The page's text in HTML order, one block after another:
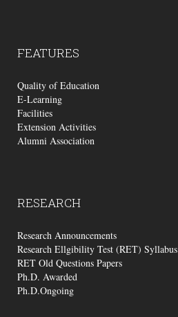
FEATURES
Quality of Education
E-Learning
Facilities
Extension Activities
Alumni Association
RESEARCH
Research Announcements
Research Ellgibility Test (RET) Syllabus
RET Old Questions Papers
Ph.D. Awarded
Ph.D.Ongoing